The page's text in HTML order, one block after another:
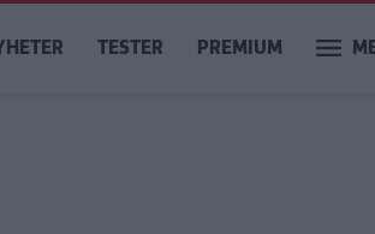
TESTER PREMIUM